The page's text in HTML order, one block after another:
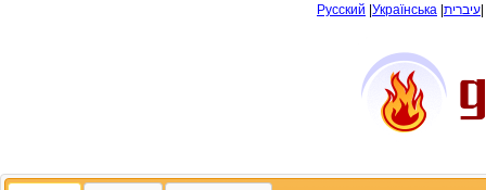
Русский Українська עיברית